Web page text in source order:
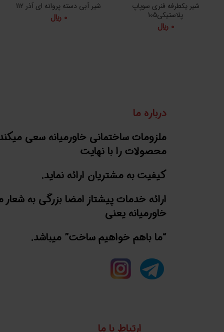
شیر یکطرفه فنری سوپاپ
پلاستیکی105
0 ﷼
شیر آبی دسته پروانه ای آذر 112
0 ﷼
درباره ما
ملزومات ساختمانی خاورمیانه سعی
محصولات را با نهایت
کیفیت به مشتریان ارائه نماید.
ارائه خدمات پیشتاز امضا بزرگی به شعار
خاورمیانه یعنی
“ما باهم خواهیم ساخت” میباشد.
ارتباط با ما